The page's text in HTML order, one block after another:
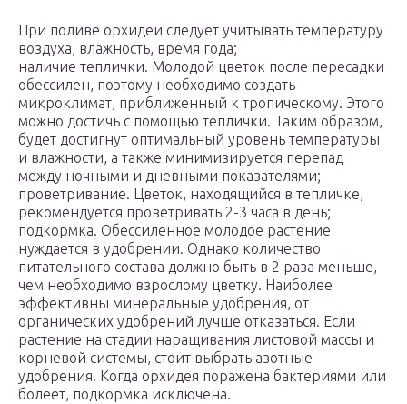
При поливе орхидеи следует учитывать температуру
воздуха, влажность, время года;
наличие теплички. Молодой цветок после пересадки
обессилен, поэтому необходимо создать
микроклимат, приближенный к тропическому. Этого
можно достичь с помощью теплички. Таким образом,
будет достигнут оптимальный уровень температуры
и влажности, а также минимизируется перепад
между ночными и дневными показателями;
проветривание. Цветок, находящийся в тепличке,
рекомендуется проветривать 2-3 часа в день;
подкормка. Обессиленное молодое растение
нуждается в удобрении. Однако количество
питательного состава должно быть в 2 раза меньше,
чем необходимо взрослому цветку. Наиболее
эффективны минеральные удобрения, от
органических удобрений лучше отказаться. Если
растение на стадии наращивания листовой массы и
корневой системы, стоит выбрать азотные
удобрения. Когда орхидея поражена бактериями или
болеет, подкормка исключена.